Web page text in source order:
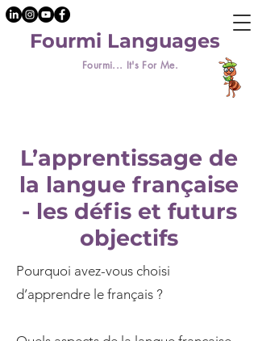
Fourmi... It's For Me.
Fourmi Languages
L’apprentissage de
la langue française
- les défis et futurs
objectifs
Pourquoi avez-vous choisi
d’apprendre le français ?